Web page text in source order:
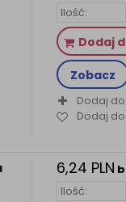
Dodaj
Zobacz
Dodaj
Dodaj
6,24 PLN